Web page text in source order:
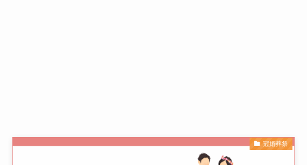
冠婚葬祭